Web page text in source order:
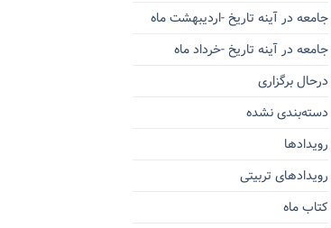
جامعه در آینه تاریخ -اردیبهشت ماه
جامعه در آینه تاریخ -خرداد ماه
درحال برگزاری
دسته‌بندی نشده
رویدادها
رویدادهای تربیتی
کتاب ماه